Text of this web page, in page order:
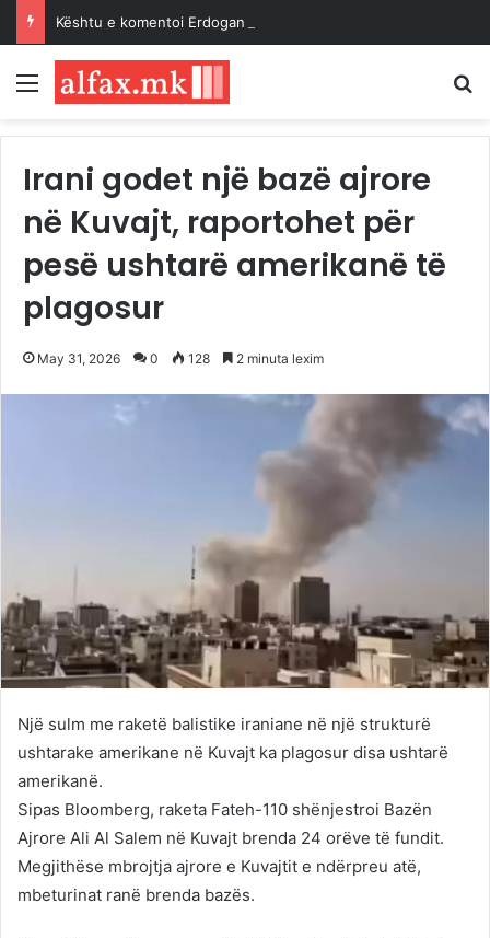
Kështu e komentoi Erdogan Paktin e Mekës…
Menu
Irani godet një bazë ajrore
në Kuvajt, raportohet për
pesë ushtarë amerikanë të
plagosur
May 31, 2026 0 128 2 minuta lexim
Një sulm me raketë balistike iraniane në një strukturë
ushtarake amerikane në Kuvajt ka plagosur disa ushtarë
amerikanë.
Sipas Bloomberg, raketa Fateh-110 shënjestroi Bazën
Ajrore Ali Al Salem në Kuvajt brenda 24 orëve të fundit.
Megjithëse mbrojtja ajrore e Kuvajtit e ndërpreu atë,
mbeturinat ranë brenda bazës.